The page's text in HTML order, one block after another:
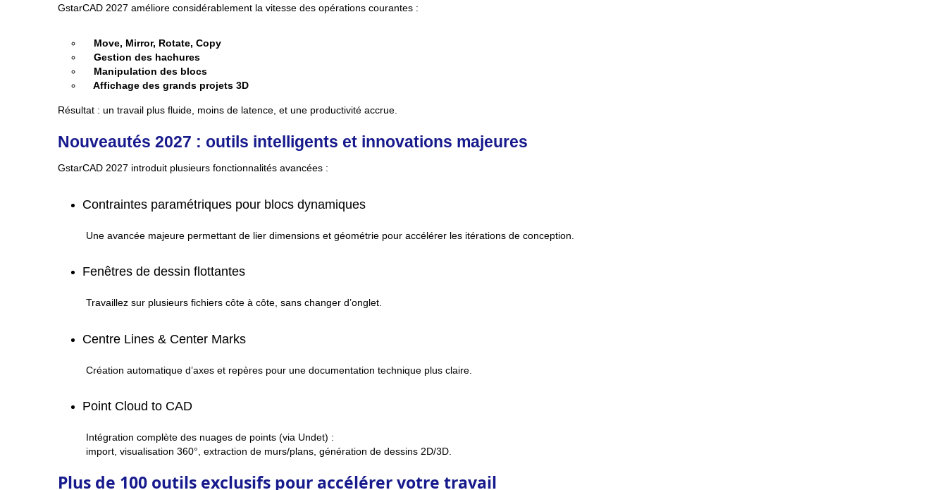
GstarCAD 2027 améliore considérablement la vitesse des opérations courantes :
Move, Mirror, Rotate, Copy
Gestion des hachures
Manipulation des blocs
Affichage des grands projets 3D
Résultat : un travail plus fluide, moins de latence, et une productivité accrue.
Nouveautés 2027 : outils intelligents et innovations majeures
GstarCAD 2027 introduit plusieurs fonctionnalités avancées :
Contraintes paramétriques pour blocs dynamiques
Une avancée majeure permettant de lier dimensions et géométrie pour accélérer les itérations de conception.
Fenêtres de dessin flottantes
Travaillez sur plusieurs fichiers côte à côte, sans changer d’onglet.
Centre Lines & Center Marks
Création automatique d’axes et repères pour une documentation technique plus claire.
Point Cloud to CAD
Intégration complète des nuages de points (via Undet) :
import, visualisation 360°, extraction de murs/plans, génération de dessins 2D/3D.
Plus de 100 outils exclusifs pour accélérer votre travail